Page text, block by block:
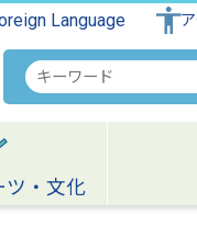
Language
検
索
キ
ワ
ー
ツ・文化